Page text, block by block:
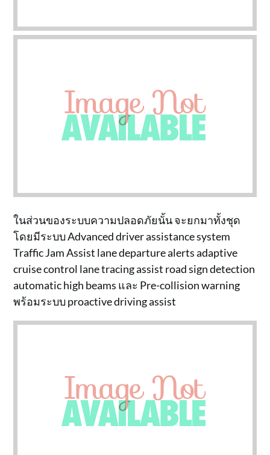
ในส่วนของระบบความปลอดภัยนั้น จะยกมาทั้งชุด
โดยมีระบบ Advanced driver assistance system
Traffic Jam Assist lane departure alerts adaptive
cruise control lane tracing assist road sign detection
automatic high beams และ Pre-collision warning
พร้อมระบบ proactive driving assist